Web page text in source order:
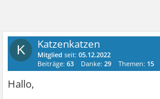
K Katzenkatzen
Mitglied seit:05.12.2022
Beiträge:63 Danke:29 Themen: 15
Hallo,